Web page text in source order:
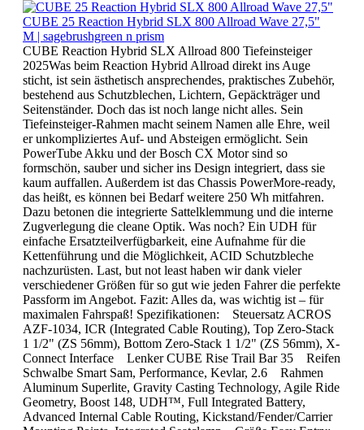
CUBE 25 Reaction Hybrid SLX 800 Allroad Wave 27,5"
M | sagebrushgreen n prism
CUBE Reaction Hybrid SLX Allroad 800 Tiefeinsteiger
2025Was beim Reaction Hybrid Allroad direkt ins Auge
sticht, ist sein ästhetisch ansprechendes, praktisches Zubehör,
bestehend aus Schutzblechen, Lichtern, Gepäckträger und
Seitenständer. Doch das ist noch lange nicht alles. Sein
Tiefeinsteiger-Rahmen macht seinem Namen alle Ehre, weil
er unkompliziertes Auf- und Absteigen ermöglicht. Sein
PowerTube Akku und der Bosch CX Motor sind so
formschön, sauber und sicher ins Design integriert, dass sie
kaum auffallen. Außerdem ist das Chassis PowerMore-ready,
das heißt, es können bei Bedarf weitere 250 Wh mitfahren.
Dazu betonen die integrierte Sattelklemmung und die interne
Zugverlegung die cleane Optik. Was noch? Ein UDH für
einfache Ersatzteilverfügbarkeit, eine Aufnahme für die
Kettenführung und die Möglichkeit, ACID Schutzbleche
nachzurüsten. Last, but not least haben wir dank vieler
verschiedener Größen für so gut wie jeden Fahrer die perfekte
Passform im Angebot. Fazit: Alles da, was wichtig ist – für
maximalen Fahrspaß! Spezifikationen: Steuersatz ACROS
AZF-1034, ICR (Integrated Cable Routing), Top Zero-Stack
1 1/2" (ZS 56mm), Bottom Zero-Stack 1 1/2" (ZS 56mm), X-
Connect Interface Lenker CUBE Rise Trail Bar 35 Reifen
Schwalbe Smart Sam, Performance, Kevlar, 2.6 Rahmen
Aluminum Superlite, Gravity Casting Technology, Agile Ride
Geometry, Boost 148, UDH™, Full Integrated Battery,
Advanced Internal Cable Routing, Kickstand/Fender/Carrier